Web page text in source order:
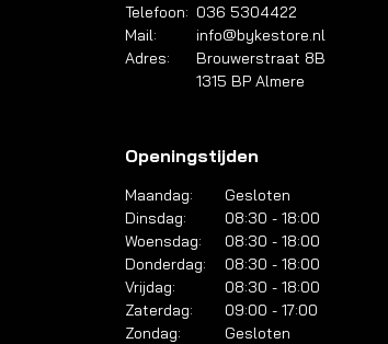
Telefoon: 036 5304422
Mail:
info@bykestore.nl
Adres:
Brouwerstraat 8B
1315 BP Almere
Openingstijden
Maandag:
Gesloten
Dinsdag:
08:30 - 18:00
Woensdag:
08:30 - 18:00
Donderdag:
08:30 - 18:00
Vrijdag:
08:30 - 18:00
Zaterdag:
09:00 - 17:00
Zondag:
Gesloten